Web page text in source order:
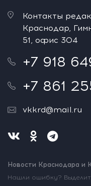
Контакты
Краснодар,
51, офис 304
+7 918
+7 861
vkkrd@mail.ru
Новости Краснодара и
Нашли ошибку?